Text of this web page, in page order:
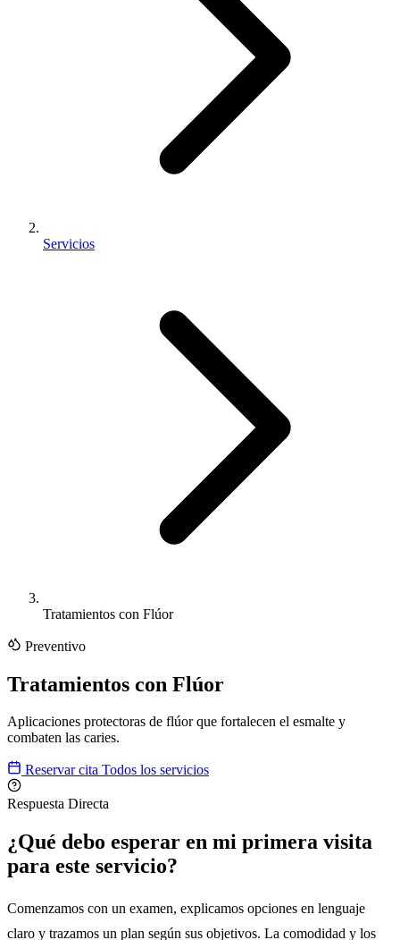
Servicios
Tratamientos con Flúor
Preventivo
Tratamientos con Flúor
Aplicaciones protectoras de flúor que fortalecen el esmalte y
combaten las caries.
Reservar cita Todos los servicios
Respuesta Directa
¿Qué debo esperar en mi primera visita
para este servicio?
Comenzamos con un examen, explicamos opciones en lenguaje
claro y trazamos un plan según sus objetivos. La comodidad y los